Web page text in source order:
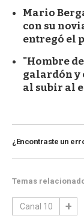
Mario
con su
entregó el
"Hombre
galardón y
al subir al
¿Encontraste un
Temas
Canal 10